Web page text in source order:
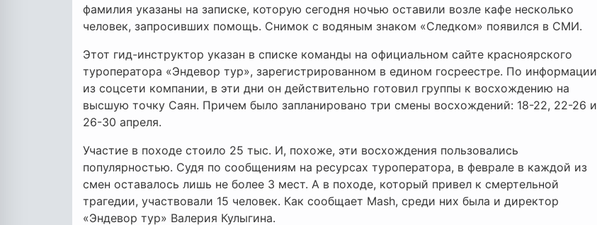
фамилия указаны на записке, которую сегодня ночью оставили возле кафе несколько
человек, запросивших помощь. Снимок с водяным знаком «Следком» появился в СМИ.
Этот гид-инструктор указан в списке команды на официальном сайте красноярского
туроператора «Эндевор тур», зарегистрированном в едином госреестре. По информации
из соцсети компании, в эти дни он действительно готовил группы к восхождению на
высшую точку Саян. Причем было запланировано три смены восхождений: 18-22, 22-26 и
26-30 апреля.
Участие в походе стоило 25 тыс. И, похоже, эти восхождения пользовались
популярностью. Судя по сообщениям на ресурсах туроператора, в феврале в каждой из
смен оставалось лишь не более 3 мест. А в походе, который привел к смертельной
трагедии, участвовали 15 человек. Как сообщает Mash, среди них была и директор
«Эндевор тур» Валерия Кулыгина.